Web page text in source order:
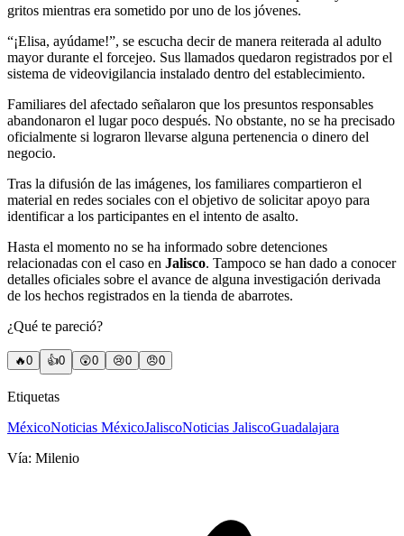
gritos mientras era sometido por uno de los jóvenes.
“¡Elisa, ayúdame!”, se escucha decir de manera reiterada al adulto
mayor durante el forcejeo. Sus llamados quedaron registrados por el
sistema de videovigilancia instalado dentro del establecimiento.
Familiares del afectado señalaron que los presuntos responsables
abandonaron el lugar poco después. No obstante, no se ha precisado
oficialmente si lograron llevarse alguna pertenencia o dinero del
negocio.
Tras la difusión de las imágenes, los familiares compartieron el
material en redes sociales con el objetivo de solicitar apoyo para
identificar a los participantes en el intento de asalto.
Hasta el momento no se ha informado sobre detenciones
relacionadas con el caso en Jalisco. Tampoco se han dado a conocer
detalles oficiales sobre el avance de alguna investigación derivada
de los hechos registrados en la tienda de abarrotes.
¿Qué te pareció?
🔥0 👍0 😲0 😢0 😠0
Etiquetas
MéxicoNoticias MéxicoJaliscoNoticias JaliscoGuadalajara
Vía: Milenio